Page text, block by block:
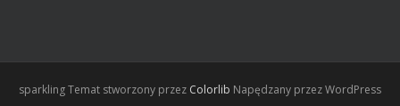
sparklingTemat stworzony przez Colorlib Napędzany przez WordPress